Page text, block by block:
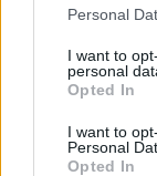
Personal
I want to
personal
Opted In
I want to
Personal
Opted In
10 Ptos
Tú